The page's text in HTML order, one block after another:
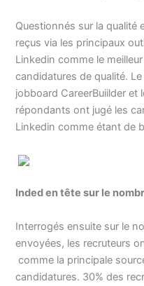
Questionnés sur la qualité
reçus via les principaux
Linkedin comme le
candidatures de qualité.
jobboard CareerBuiilder et
répondants ont jugé les
Linkedin comme étant de
Inded en tête sur le
Interrogés ensuite sur le
envoyées, les recruteurs
comme la principale
candidatures. 30% des